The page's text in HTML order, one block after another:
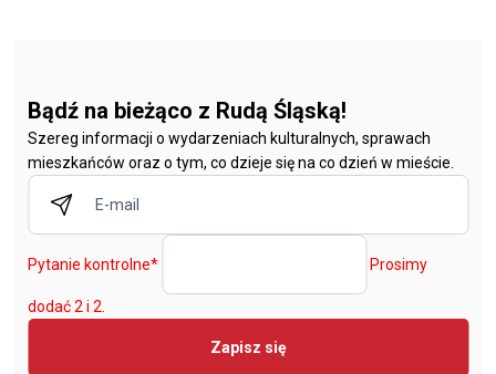
Bądź na bieżąco z Rudą Śląską!
Szereg informacji o wydarzeniach kulturalnych, sprawach
mieszkańców oraz o tym, co dzieje się na co dzień w mieście.
Pytanie kontrolne* Prosimy
dodać 2 i 2.
Zapisz się